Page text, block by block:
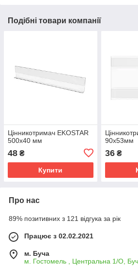
Подібні товари компанії
Цінникотримач EKOSTAR
500х40 мм
48 ₴
Купити
90х53мм
36₴
Про нас
89% позитивних з 121 відгука за рік
Працює з 02.02.2021
м. Буча
м. Гостомель , Центральна 1/О,